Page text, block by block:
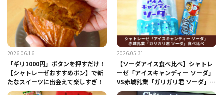
2026.06.16
「ギリ1000円」ボタンを押すだけ！
【シャトレーゼおすすめポン】で新
たなスイーツに出会えて楽しすぎ！
2026.05.31
【ソーダアイス食べ比べ】シャトレ
ーゼ「アイスキャンディー ソーダ」
VS赤城乳業「ガリガリ君 ソーダ」違
いを検証！